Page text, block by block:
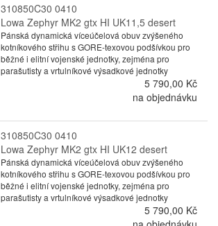
310850C30 0410
Lowa Zephyr MK2 gtx HI UK11,5 desert
Pánská dynamická víceúčelová obuv zvýšeného
kotníkového střihu s GORE-texovou podšívkou pro
běžné i elitní vojenské jednotky, zejména pro
parašutisty a vrtulníkové výsadkové jednotky
5 790,00 Kč
na objednávku
310850C30 0410
Lowa Zephyr MK2 gtx HI UK12 desert
Pánská dynamická víceúčelová obuv zvýšeného
kotníkového střihu s GORE-texovou podšívkou pro
běžné i elitní vojenské jednotky, zejména pro
parašutisty a vrtulníkové výsadkové jednotky
5 790,00 Kč